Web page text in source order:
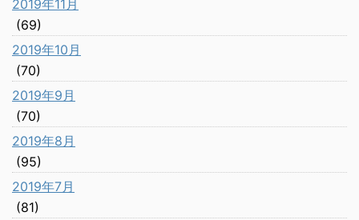
2019年11月
(69)
2019年10月
(70)
2019年9月
(70)
2019年8月
(95)
2019年7月
(81)